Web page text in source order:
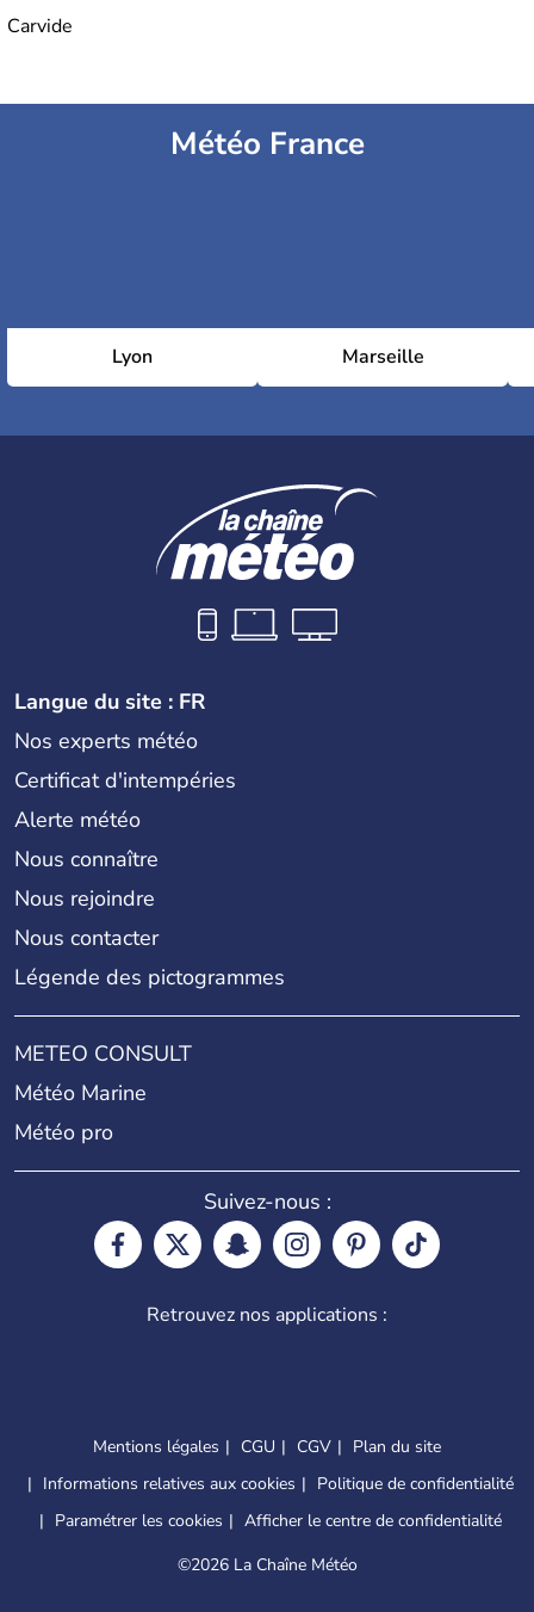
Carvide
Météo France
Lyon Marseille
Langue du site : FR
Nos experts météo
Certificat d'intempéries
Alerte météo
Nous connaître
Nous rejoindre
Nous contacter
Légende des pictogrammes
METEO CONSULT
Météo Marine
Météo pro
Suivez-nous :
Retrouvez nos applications :
Mentions légales CGU CGV
Plan du site
Informations relatives aux cookies
Politique de confidentialité
Paramétrer les cookies
Afficher le centre de confidentialité
©2026 La Chaîne Météo